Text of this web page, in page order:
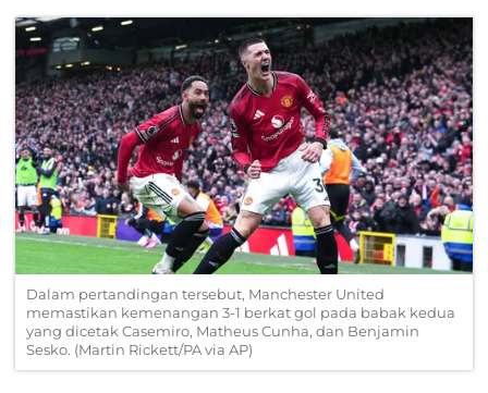
Dalam pertandingan tersebut, Manchester United
memastikan kemenangan 3-1 berkat gol pada babak kedua
yang dicetak Casemiro, Matheus Cunha, dan Benjamin
Sesko. (Martin Rickett/PA via AP)